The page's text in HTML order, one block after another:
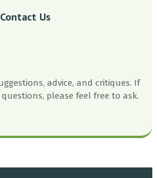
Contact Us
advice, and critiques. If
please feel free to ask.